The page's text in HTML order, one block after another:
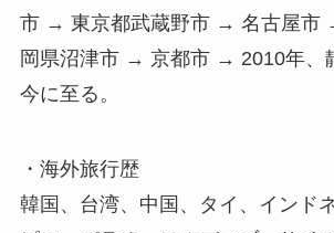
市 → 東京都武蔵野市 → 名古屋
岡県沼津市 → 京都市 → 2010年、
今に至る。
・海外旅行歴
韓国、台湾、中国、タイ、インド